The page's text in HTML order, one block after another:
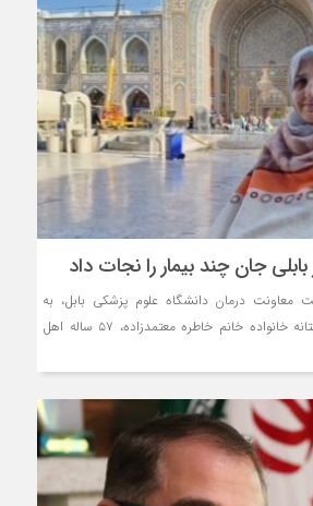
جان چند بیمار را نجات داد
معاونت درمان دانشگاه علوم پزشکی بابل، به
تازگی از اقدام انسان‌دوستانه خانواده خانم خاطره معتمد‌زاده، ۵۷ ساله اهل